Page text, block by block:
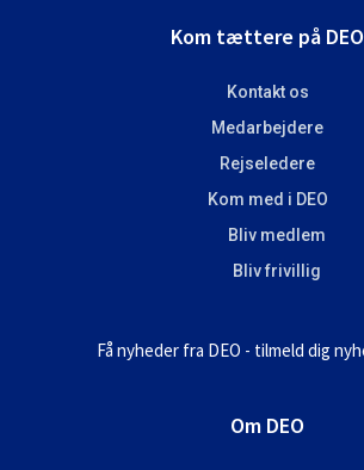
Kom tættere på DEO
Kontakt os
Medarbejdere
Rejseledere
Kom med i DEO
Bliv medlem
Bliv frivillig
Få nyheder fra DEO - tilmeld dig
Om DEO